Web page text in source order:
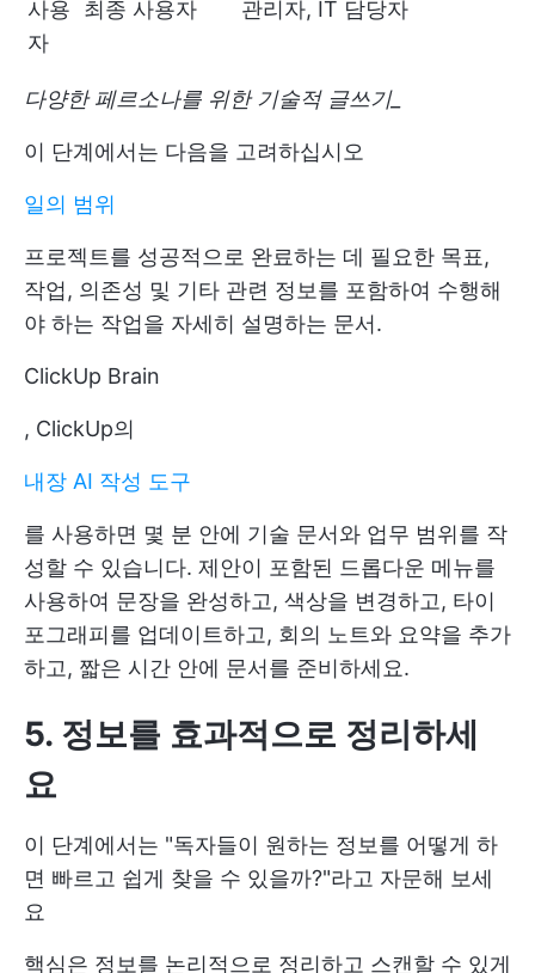
사용
자
최종 사용자 관리자, IT 담당자
다양한 페르소나를 위한 기술적 글쓰기_
이 단계에서는 다음을 고려하십시오
일의 범위
프로젝트를 성공적으로 완료하는 데 필요한 목표,
작업, 의존성 및 기타 관련 정보를 포함하여 수행해
야 하는 작업을 자세히 설명하는 문서.
ClickUp Brain
, ClickUp의
내장 AI 작성 도구
를 사용하면 몇 분 안에 기술 문서와 업무 범위를 작
성할 수 있습니다. 제안이 포함된 드롭다운 메뉴를
사용하여 문장을 완성하고, 색상을 변경하고, 타이
포그래피를 업데이트하고, 회의 노트와 요약을 추가
하고, 짧은 시간 안에 문서를 준비하세요.
5. 정보를 효과적으로 정리하세
요
이 단계에서는 "독자들이 원하는 정보를 어떻게 하
면 빠르고 쉽게 찾을 수 있을까?"라고 자문해 보세
요
핵심은 정보를 논리적으로 정리하고 스캔할 수 있게